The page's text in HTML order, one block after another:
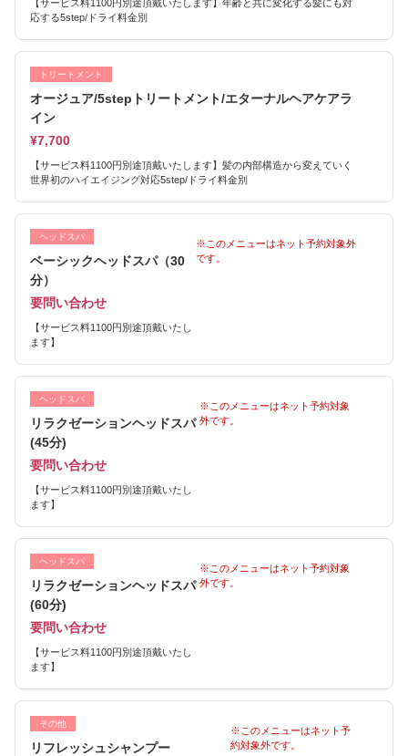
【サービス料1100円別途頂戴いたします】年齢と共に変化する髪にも対
応する5step/ドライ料金別
トリートメント
オージュア/5stepトリートメント/エターナルヘアケアラ
イン
¥7,700
【サービス料1100円別途頂戴いたします】髪の内部構造から変えていく
世界初のハイエイジング対応5step/ドライ料金別
ヘッドスパ
ベーシックヘッドスパ（30
分）
要問い合わせ
【サービス料1100円別途頂戴いたし
ます】
※このメニューはネット予約対象外
です。
ヘッドスパ
リラクゼーションヘッドスパ
(45分)
要問い合わせ
【サービス料1100円別途頂戴いたし
ます】
※このメニューはネット予約対象
外です。
ヘッドスパ
リラクゼーションヘッドスパ
(60分)
要問い合わせ
【サービス料1100円別途頂戴いたし
ます】
※このメニューはネット予約対象
外です。
その他
リフレッシュシャンプー
※このメニューはネット予
約対象外です。